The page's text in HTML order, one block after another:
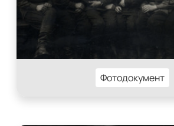
Фотодокумент